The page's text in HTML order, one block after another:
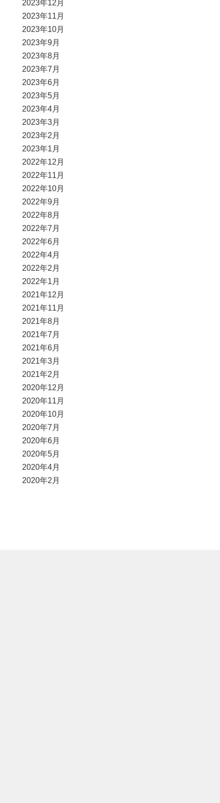
2023年12月
2023年11月
2023年10月
2023年9月
2023年8月
2023年7月
2023年6月
2023年5月
2023年4月
2023年3月
2023年2月
2023年1月
2022年12月
2022年11月
2022年10月
2022年9月
2022年8月
2022年7月
2022年6月
2022年4月
2022年2月
2022年1月
2021年12月
2021年11月
2021年8月
2021年7月
2021年6月
2021年3月
2021年2月
2020年12月
2020年11月
2020年10月
2020年7月
2020年6月
2020年5月
2020年4月
2020年2月